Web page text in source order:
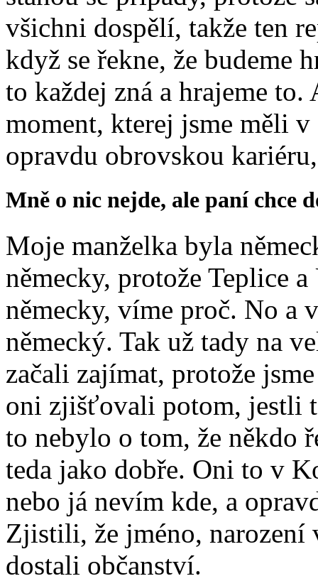
všichni dospělí, takže ten
když se řekne, že budeme
to každej zná a hrajeme to.
moment, kterej jsme měli
opravdu obrovskou
Mně o nic nejde, ale paní chce
Moje manželka byla
německy, protože Teplice
německy, víme proč. No a
německý. Tak už tady na
začali zajímat, protože
oni zjišťovali potom, jestli
to nebylo o tom, že někdo
teda jako dobře. Oni to v
nebo já nevím kde, a
Zjistili, že jméno, narození
dostali občanství.